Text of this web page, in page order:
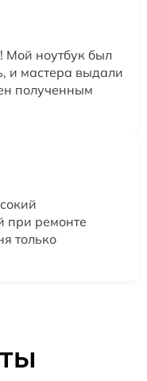
Мой ноутбук был
и мастера выдали
полученным
при ремонте
только